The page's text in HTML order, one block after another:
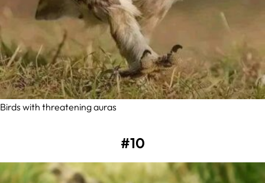
Birds with threatening auras
#10